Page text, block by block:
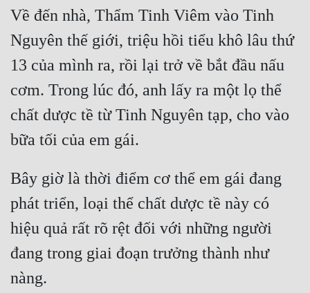
Về đến nhà, Thẩm Tinh Viêm vào Tinh
Nguyên thế giới, triệu hồi tiểu khô lâu thứ
13 của mình ra, rồi lại trở về bắt đầu nấu
cơm. Trong lúc đó, anh lấy ra một lọ thể
chất dược tề từ Tinh Nguyên tạp, cho vào
Bây giờ là thời điểm cơ thể em gái đang
phát triển, loại thể chất dược tề này có
hiệu quả rất rõ rệt đối với những người
đang trong giai đoạn trưởng thành như